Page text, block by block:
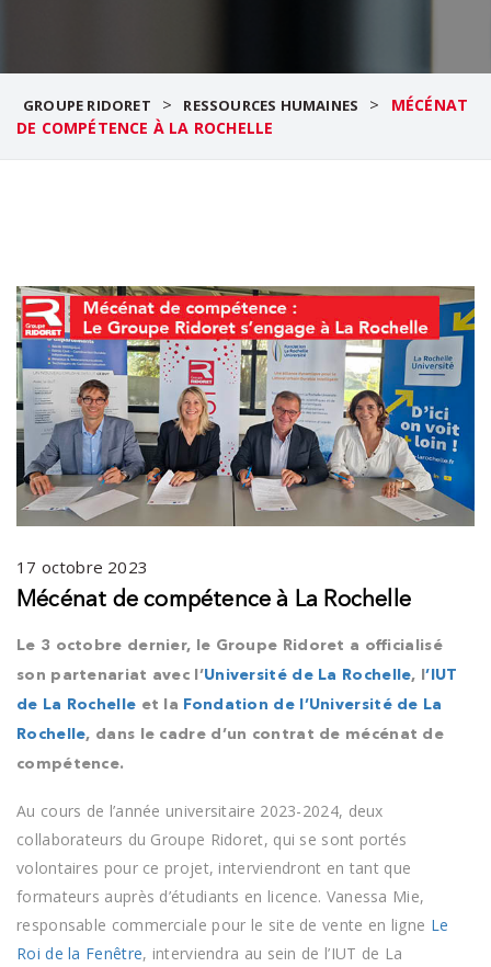
GROUPE RIDORET > RESSOURCES HUMAINES >
MÉCÉNAT
DE COMPÉTENCE À LA ROCHELLE
17 octobre 2023
Mécénat de compétence à La Rochelle
Le 3 octobre dernier, le Groupe Ridoret a officialisé
son partenariat avec l’Université de La Rochelle, l’IUT
de La Rochelle et la Fondation de l’Université de La
Rochelle, dans le cadre d’un contrat de mécénat de
compétence.
Au cours de l’année universitaire 2023-2024, deux
collaborateurs du Groupe Ridoret, qui se sont portés
volontaires pour ce projet, interviendront en tant que
formateurs auprès d’étudiants en licence. Vanessa Mie,
responsable commerciale pour le site de vente en ligne Le
Roi de la Fenêtre, interviendra au sein de l’IUT de La